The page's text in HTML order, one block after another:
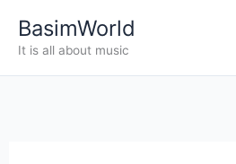
BasimWorld
It is all about music